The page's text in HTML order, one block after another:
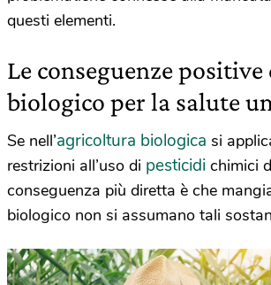
questi elementi.
Le conseguenze positive
biologico per la salute
Se nell’agricoltura biologica si
restrizioni all’uso di pesticidi chimici
conseguenza più diretta è che
biologico non si assumano tali